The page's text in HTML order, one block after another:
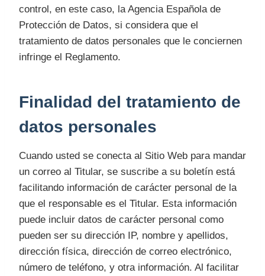
control, en este caso, la Agencia Española de
Protección de Datos, si considera que el
tratamiento de datos personales que le conciernen
infringe el Reglamento.
Finalidad del tratamiento de
datos personales
Cuando usted se conecta al Sitio Web para mandar
un correo al Titular, se suscribe a su boletín está
facilitando información de carácter personal de la
que el responsable es el Titular. Esta información
puede incluir datos de carácter personal como
pueden ser su dirección IP, nombre y apellidos,
dirección física, dirección de correo electrónico,
número de teléfono, y otra información. Al facilitar